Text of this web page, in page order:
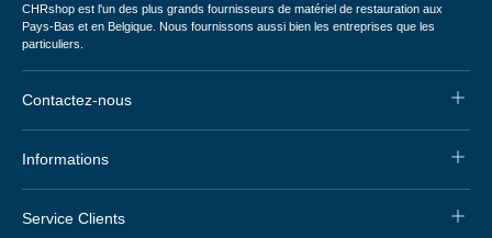
CHRshop est l'un des plus grands fournisseurs de matériel de restauration aux
Pays-Bas et en Belgique. Nous fournissons aussi bien les entreprises que les
particuliers.
Contactez-nous
Informations
Service Clients